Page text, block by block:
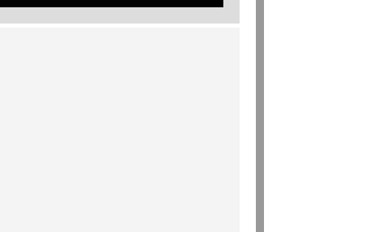
kada nastupi bol u kostima.
viška soli iz zglobova i
Naime, ona je list svježeg
u komentaru.
je jako dobar – glasio je jedan